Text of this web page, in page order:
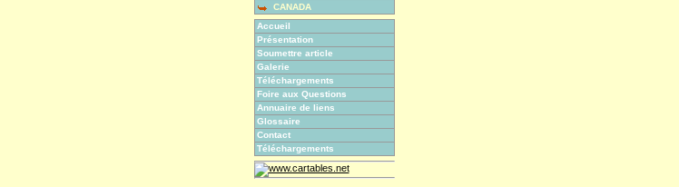
CANADA
Accueil
Présentation
Soumettre article
Galerie
Téléchargements
Foire aux Questions
Annuaire de liens
Glossaire
Contact
Téléchargements